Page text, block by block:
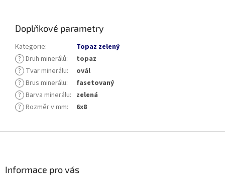
Doplňkové parametry
Kategorie:
Topaz zelený
? Druh minerálů:
topaz
? Tvar minerálu:
ovál
? Brus minerálu:
fasetovaný
? Barva minerálu: zelená
? Rozměr v mm: 6x8
Informace pro vás